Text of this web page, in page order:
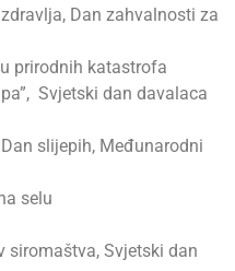
Dan zahvalnosti za
prirodnih katastrofa
Svjetski dan davalaca
slijepih, Međunarodni
selu
siromaštva, Svjetski dan